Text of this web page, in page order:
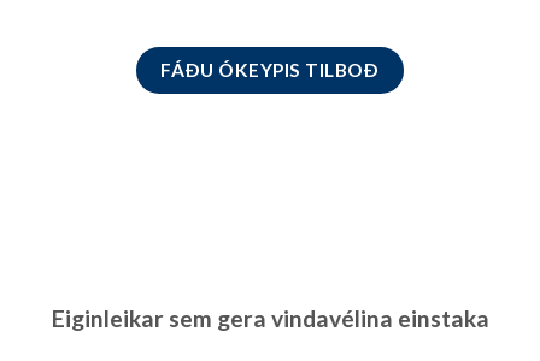
FÁÐU ÓKEYPIS TILBOÐ
Eiginleikar sem gera vindavélina einstaka